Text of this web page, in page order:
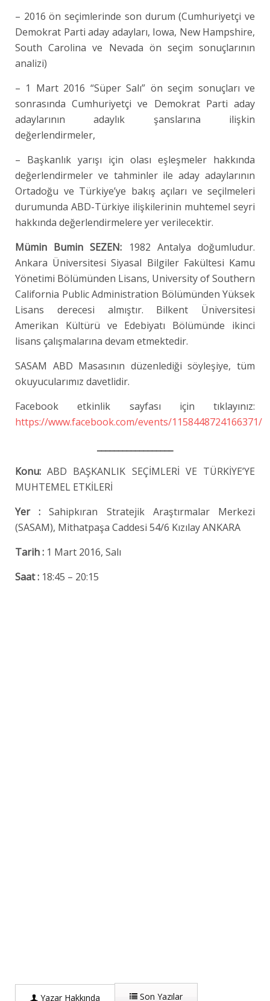
– 2016 ön seçimlerinde son durum (Cumhuriyetçi ve
Demokrat Parti aday adayları, Iowa, New Hampshire,
South Carolina ve Nevada ön seçim sonuçlarının
analizi)
– 1 Mart 2016 “Süper Salı” ön seçim sonuçları ve
sonrasında Cumhuriyetçi ve Demokrat Parti aday
adaylarının adaylık şanslarına ilişkin
değerlendirmeler,
– Başkanlık yarışı için olası eşleşmeler hakkında
değerlendirmeler ve tahminler ile aday adaylarının
Ortadoğu ve Türkiye’ye bakış açıları ve seçilmeleri
durumunda ABD-Türkiye ilişkilerinin muhtemel seyri
hakkında değerlendirmelere yer verilecektir.
Mümin Bumin SEZEN: 1982 Antalya doğumludur.
Ankara Üniversitesi Siyasal Bilgiler Fakültesi Kamu
Yönetimi Bölümünden Lisans, University of Southern
California Public Administration Bölümünden Yüksek
Lisans derecesi almıştır. Bilkent Üniversitesi
Amerikan Kültürü ve Edebiyatı Bölümünde ikinci
lisans çalışmalarına devam etmektedir.
SASAM ABD Masasının düzenlediği söyleşiye, tüm
okuyucularımız davetlidir.
Facebook etkinlik sayfası için tıklayınız:
https://www.facebook.com/events/1158448724166371/
Konu: ABD BAŞKANLIK SEÇİMLERİ VE TÜRKİYE’YE
MUHTEMEL ETKİLERİ
Yer : Sahipkıran Stratejik Araştırmalar Merkezi
(SASAM), Mithatpaşa Caddesi 54/6 Kızılay ANKARA
Tarih : 1 Mart 2016, Salı
Saat : 18:45 – 20:15
Yazar Hakkında Son Yazılar